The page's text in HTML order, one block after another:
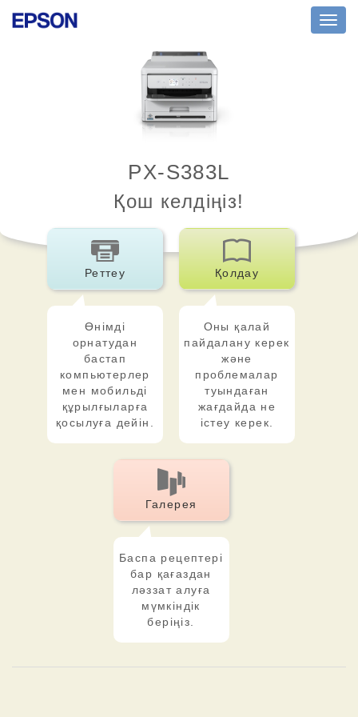
PX-S383L
Қош келдіңіз!
Реттеу
Өнімді
орнатудан
бастап
компьютерлер
мен мобильді
құрылғыларға
қосылуға дейін.
Қолдау
Оны қалай
пайдалану керек
және
проблемалар
туындаған
жағдайда не
істеу керек.
Галерея
Баспа рецептері
бар қағаздан
ләззат алуға
мүмкіндік
беріңіз.